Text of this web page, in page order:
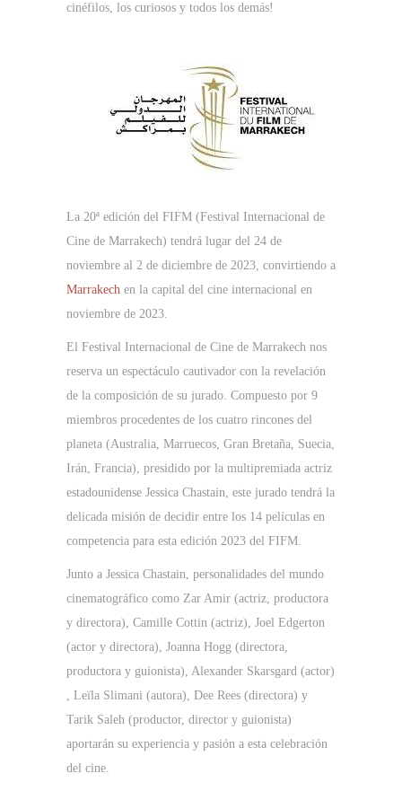
cinéfilos, los curiosos y todos los demás!
La 20ª edición del FIFM (Festival Internacional de
Cine de Marrakech) tendrá lugar del 24 de
noviembre al 2 de diciembre de 2023, convirtiendo a
Marrakech en la capital del cine internacional en
noviembre de 2023.
El Festival Internacional de Cine de Marrakech nos
reserva un espectáculo cautivador con la revelación
de la composición de su jurado. Compuesto por 9
miembros procedentes de los cuatro rincones del
planeta (Australia, Marruecos, Gran Bretaña, Suecia,
Irán, Francia), presidido por la multipremiada actriz
estadounidense Jessica Chastain, este jurado tendrá la
delicada misión de decidir entre los 14 películas en
competencia para esta edición 2023 del FIFM.
Junto a Jessica Chastain, personalidades del mundo
cinematográfico como Zar Amir (actriz, productora
y directora), Camille Cottin (actriz), Joel Edgerton
(actor y directora), Joanna Hogg (directora,
productora y guionista), Alexander Skarsgard (actor)
, Leïla Slimani (autora), Dee Rees (directora) y
Tarik Saleh (productor, director y guionista)
aportarán su experiencia y pasión a esta celebración
del cine.